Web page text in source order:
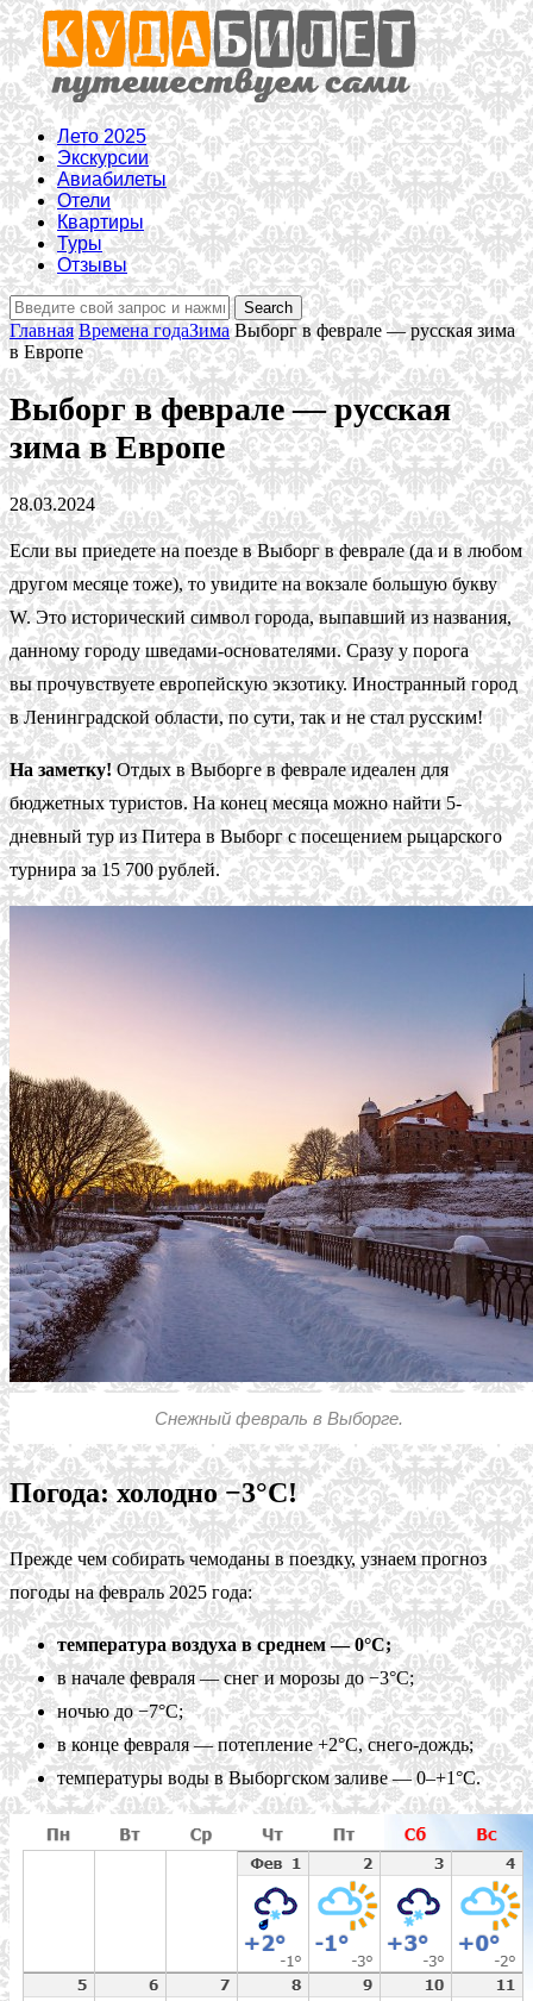
Лето 2025
Экскурсии
Авиабилеты
Отели
Квартиры
Туры
Отзывы
Главная Времена годаЗима Выборг в феврале — русская зима
в Европе
Выборг в феврале — русская
зима в Европе
28.03.2024
Если вы приедете на поезде в Выборг в феврале (да и в любом
другом месяце тоже), то увидите на вокзале большую букву
W. Это исторический символ города, выпавший из названия,
данному городу шведами-основателями. Сразу у порога
вы прочувствуете европейскую экзотику. Иностранный город
в Ленинградской области, по сути, так и не стал русским!
На заметку!Отдых в Выборге в феврале идеален для
бюджетных туристов. На конец месяца можно найти 5-
дневный тур из Питера в Выборг с посещением рыцарского
турнира за 15 700 рублей.
Снежный февраль в Выборге.
Погода: холодно −3°C!
Прежде чем собирать чемоданы в поездку, узнаем прогноз
погоды на февраль 2025 года:
температура воздуха в среднем — 0°C;
в начале февраля — снег и морозы до −3°C;
ночью до −7°C;
в конце февраля — потепление +2°C, снего-дождь;
температуры воды в Выборгском заливе — 0–+1°C.